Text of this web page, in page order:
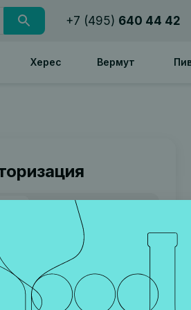
+7 (495) 640 44 42
Херес Вермут
Пароль